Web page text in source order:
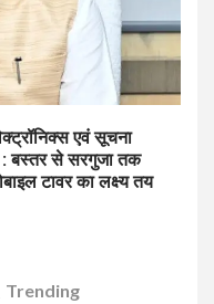
एवं सूचना
: बस्तर से सरगुजा तक
टावर का लक्ष्य तय
Trending